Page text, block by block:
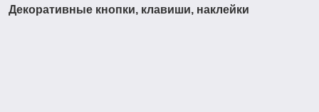
Декоративные кнопки, клавиши, наклейки